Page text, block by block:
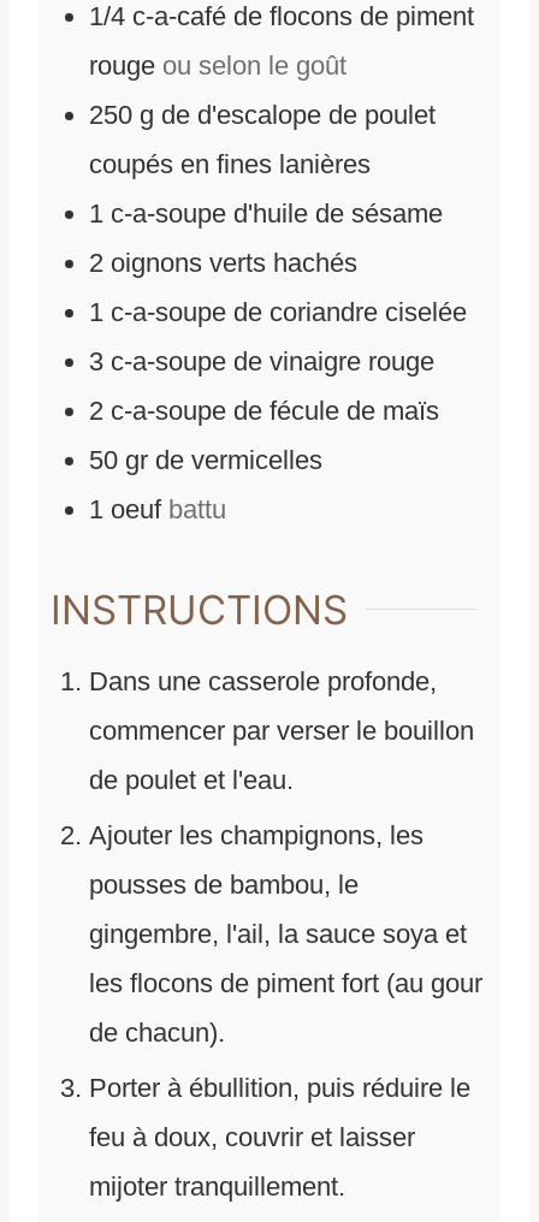
1/4 c-a-café de flocons de piment
rouge ou selon le goût
250 g de d'escalope de poulet
coupés en fines lanières
1 c-a-soupe d'huile de sésame
2 oignons verts hachés
1 c-a-soupe de coriandre ciselée
3 c-a-soupe de vinaigre rouge
2 c-a-soupe de fécule de maïs
50 gr de vermicelles
1 oeuf battu
INSTRUCTIONS
Dans une casserole profonde,
commencer par verser le bouillon
de poulet et l'eau.
Ajouter les champignons, les
pousses de bambou, le
gingembre, l'ail, la sauce soya et
les flocons de piment fort (au gour
de chacun).
Porter à ébullition, puis réduire le
feu à doux, couvrir et laisser
mijoter tranquillement.